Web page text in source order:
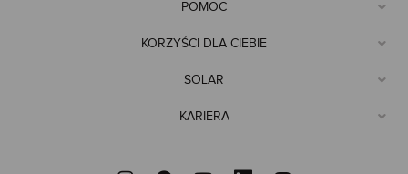
Każda kobieta znajdzie w tej kategorii coś dla siebie – od
wyraziste soczyste kolory i modele z nadrukiem. T shirty damskie
połączeniu z warstwami. Wybierz model, który najlepiej oddaje
POMOC
KORZYŚCI DLA CIEBIE
SOLAR
KARIERA